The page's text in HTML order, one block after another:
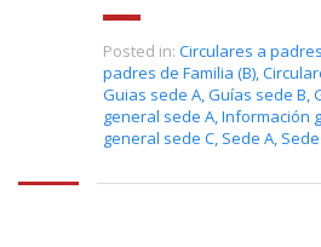
Posted in: Circulares a
padres de Familia (B),
Guias sede A,Guías sede B,
general sede A,Información
general sede C, Sede A,